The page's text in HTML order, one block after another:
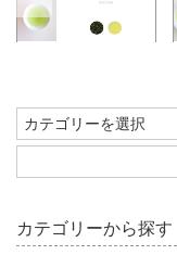
カテゴリーから探す